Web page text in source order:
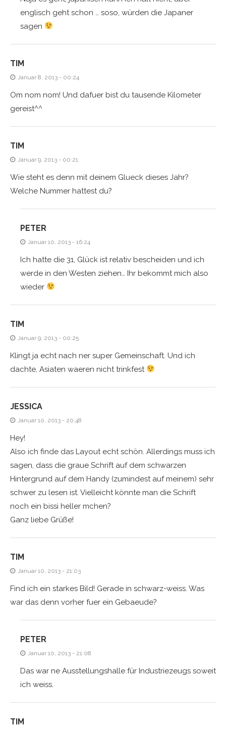
englisch geht schon … soso, würden die Japaner
sagen
TIM
Januar 8, 2013 - 00:24
Om nom nom! Und dafuer bist du tausende Kilometer
gereist^^
TIM
Januar 9, 2013 - 00:21
Wie steht es denn mit deinem Glueck dieses Jahr?
Welche Nummer hattest du?
PETER
Januar 10, 2013 - 16:24
Ich hatte die 31, Glück ist relativ bescheiden und ich
werde in den Westen ziehen… Ihr bekommt mich also
wieder
TIM
Januar 9, 2013 - 00:25
Klingt ja echt nach ner super Gemeinschaft. Und ich
dachte, Asiaten waeren nicht trinkfest
JESSICA
Januar 10, 2013 - 20:48
Hey!
Also ich finde das Layout echt schön. Allerdings muss ich
sagen, dass die graue Schrift auf dem schwarzen
Hintergrund auf dem Handy (zumindest auf meinem) sehr
schwer zu lesen ist. Vielleicht könnte man die Schrift
noch ein bissi heller mchen?
Ganz liebe Grüße!
TIM
Januar 10, 2013 - 21:03
Find ich ein starkes Bild! Gerade in schwarz-weiss. Was
war das denn vorher fuer ein Gebaeude?
PETER
Januar 10, 2013 - 21:08
Das war ne Ausstellungshalle für Industriezeugs soweit
ich weiss.
TIM